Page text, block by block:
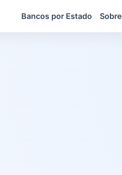
Bancos por Estado Sobre